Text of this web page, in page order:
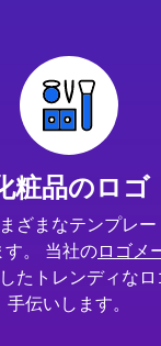
粧品のロゴ
ざまなテンプレ
す。 当社のロゴメ
たトレンディな
手伝いします。